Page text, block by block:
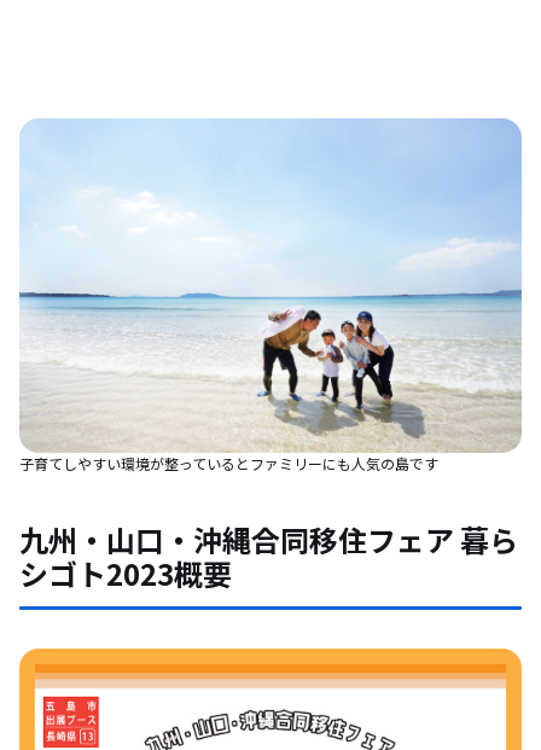
子育てしやすい環境が整っているとファミリーにも人気の島です
九州・山口・沖縄合同移住フェア 暮ら
シゴト2023概要